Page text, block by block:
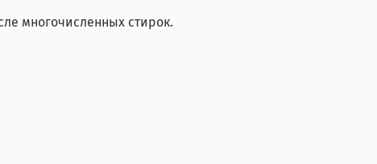
многочисленных стирок.